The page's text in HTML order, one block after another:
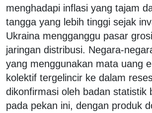
menghadapi inflasi yang tajam
tangga yang lebih tinggi sejak
Ukraina mengganggu pasar
jaringan distribusi. Negara-
yang menggunakan mata uang
kolektif tergelincir ke dalam
dikonfirmasi oleh badan statistik
pada pekan ini, dengan produk